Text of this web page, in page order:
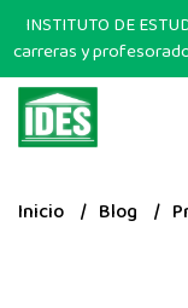
INSTITUTO DE
carreras y
Inicio Blog